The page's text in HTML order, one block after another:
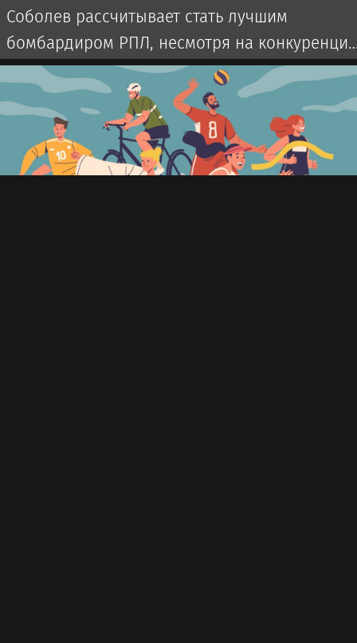
Соболев рассчитывает стать лучшим
бомбардиром РПЛ, несмотря на
с бразильцем Аугусто